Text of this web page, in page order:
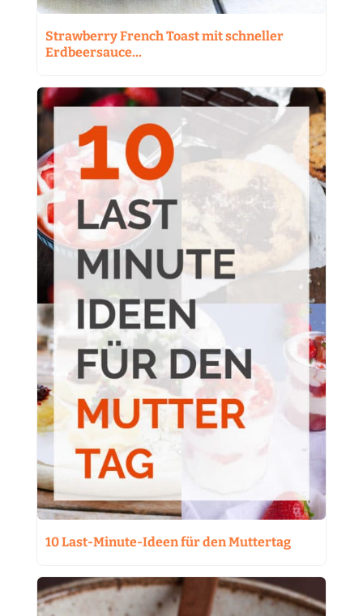
Strawberry French Toast mit schneller
Erdbeersauce…
10 Last-Minute-Ideen für den Muttertag